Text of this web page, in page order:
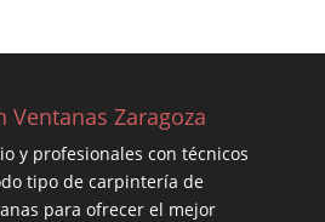
Ventanas Zaragoza
y profesionales con técnicos
tipo de carpintería de
para ofrecer el mejor